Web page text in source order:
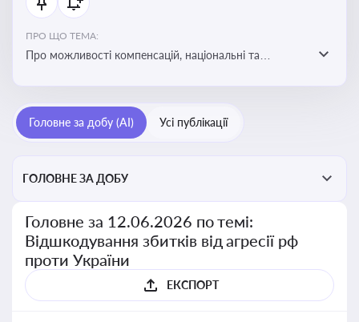
ПРО ЩО ТЕМА:
Про можливості компенсацій, національні та
Головне за добу (AI) Усі публікації
ГОЛОВНЕ ЗА ДОБУ
Головне за 12.06.2026 по темі:
Відшкодування збитків від агресії рф
проти України
ЕКСПОРТ